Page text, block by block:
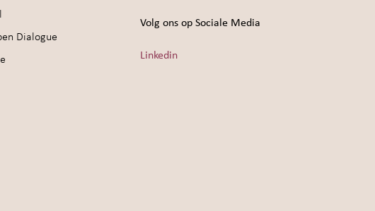
Dialogue
Volg ons op Sociale Media
Linkedin